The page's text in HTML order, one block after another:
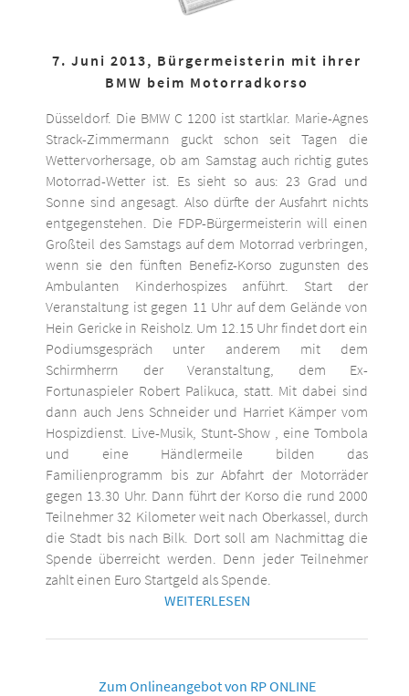
7. Juni 2013, Bürgermeisterin mit ihrer
BMW beim Motorradkorso
Düsseldorf. Die BMW C 1200 ist startklar. Marie-Agnes
Strack-Zimmermann guckt schon seit Tagen die
Wettervorhersage, ob am Samstag auch richtig gutes
Motorrad-Wetter ist. Es sieht so aus: 23 Grad und
Sonne sind angesagt. Also dürfte der Ausfahrt nichts
entgegenstehen. Die FDP-Bürgermeisterin will einen
Großteil des Samstags auf dem Motorrad verbringen,
wenn sie den fünften Benefiz-Korso zugunsten des
Ambulanten Kinderhospizes anführt. Start der
Veranstaltung ist gegen 11 Uhr auf dem Gelände von
Hein Gericke in Reisholz. Um 12.15 Uhr findet dort ein
Podiumsgespräch unter anderem mit dem
Schirmherrn der Veranstaltung, dem Ex-
Fortunaspieler Robert Palikuca, statt. Mit dabei sind
dann auch Jens Schneider und Harriet Kämper vom
Hospizdienst. Live-Musik, Stunt-Show , eine Tombola
und eine Händlermeile bilden das
Familienprogramm bis zur Abfahrt der Motorräder
gegen 13.30 Uhr. Dann führt der Korso die rund 2000
Teilnehmer 32 Kilometer weit nach Oberkassel, durch
die Stadt bis nach Bilk. Dort soll am Nachmittag die
Spende überreicht werden. Denn jeder Teilnehmer
zahlt einen Euro Startgeld als Spende.
WEITERLESEN
Zum Onlineangebot von RP ONLINE